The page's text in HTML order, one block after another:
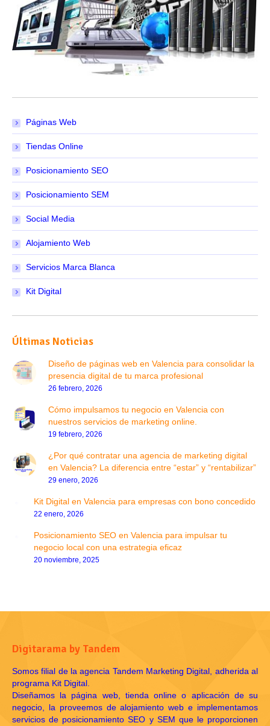
Páginas Web
Tiendas Online
Posicionamiento SEO
Posicionamiento SEM
Social Media
Alojamiento Web
Servicios Marca Blanca
Kit Digital
Últimas Noticias
Diseño de páginas web en Valencia para consolidar la
presencia digital de tu marca profesional
26 febrero, 2026
Cómo impulsamos tu negocio en Valencia con
nuestros servicios de marketing online.
19 febrero, 2026
¿Por qué contratar una agencia de marketing digital
en Valencia? La diferencia entre “estar” y “rentabilizar”
29 enero, 2026
Kit Digital en Valencia para empresas con bono concedido
22 enero, 2026
Posicionamiento SEO en Valencia para impulsar tu
negocio local con una estrategia eficaz
20 noviembre, 2025
Digitarama by Tandem
Somos filial de la agencia Tandem Marketing Digital, adherida al
programa Kit Digital.
Diseñamos la página web, tienda online o aplicación de su
negocio, la proveemos de alojamiento web e implementamos
servicios de posicionamiento SEO y SEM que le proporcionen